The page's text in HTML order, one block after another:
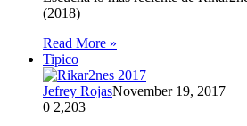
(2018)
Read More »
Tipico
Jefrey RojasNovember 19, 2017
0 2,203